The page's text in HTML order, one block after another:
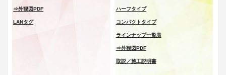
⇒外観図PDF
LANタグ
ハーフタイプ
コンパクトタイプ
ラインナップ一覧表
⇒外観図PDF
取説／施工説明書